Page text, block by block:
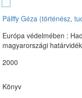
Pálffy Géza (történész,
Európa védelmében :
magyarországi
2000
Könyv